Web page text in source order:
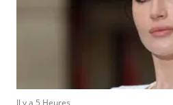
Il y a 5 Heures